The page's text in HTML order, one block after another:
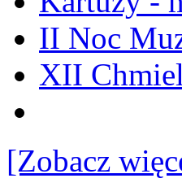
II Noc
XII
[Zobacz